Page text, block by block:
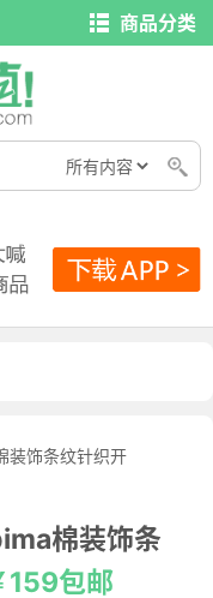
商品分类
棉装饰条
159包邮